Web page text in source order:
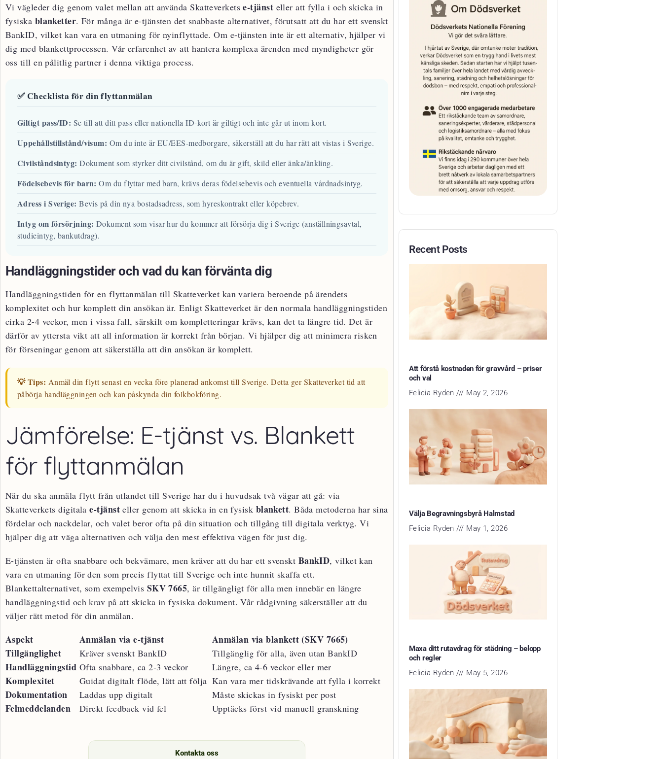
Vi vägleder dig genom valet mellan att använda Skatteverketse-tjänst eller att fylla i och skicka in
fysiska blanketter. För många är e-tjänsten det snabbaste alternativet, förutsatt att du har ett svenskt
BankID, vilket kan vara en utmaning för nyinflyttade. Om e-tjänsten inte är ett alternativ, hjälper vi
dig med blankettprocessen. Vår erfarenhet av att hantera komplexa ärenden med myndigheter gör
oss till en pålitlig partner i denna viktiga process.
✅ Checklista för din flyttanmälan
Giltigt pass/ID: Se till att ditt pass eller nationella ID-kort är giltigt och inte går ut inom kort.
Uppehållstillstånd/visum: Om du inte är EU/EES-medborgare, säkerställ att du har rätt att vistas i Sverige.
Civilståndsintyg: Dokument som styrker ditt civilstånd, om du är gift, skild eller änka/änkling.
Födelsebevis för barn: Om du flyttar med barn, krävs deras födelsebevis och eventuella vårdnadsintyg.
Adress i Sverige: Bevis på din nya bostadsadress, som hyreskontrakt eller köpebrev.
Intyg om försörjning: Dokument som visar hur du kommer att försörja dig i Sverige (anställningsavtal,
studieintyg, bankutdrag).
Handläggningstider och vad du kan förvänta dig
Handläggningstiden för en flyttanmälan till Skatteverket kan variera beroende på ärendets
komplexitet och hur komplett din ansökan är. Enligt Skatteverket är den normala handläggningstiden
cirka 2-4 veckor, men i vissa fall, särskilt om kompletteringar krävs, kan det ta längre tid. Det är
därför av yttersta vikt att all information är korrekt från början. Vi hjälper dig att minimera risken
för förseningar genom att säkerställa att din ansökan är komplett.
💡 Tips: Anmäl din flytt senast en vecka före planerad ankomst till Sverige. Detta ger Skatteverket tid att
påbörja handläggningen och kan påskynda din folkbokföring.
Jämförelse: E-tjänst vs. Blankett
för flyttanmälan
När du ska anmäla flytt från utlandet till Sverige har du i huvudsak två vägar att gå: via
Skatteverkets digitalae-tjänsteller genom att skicka in en fysisk blankett. Båda metoderna har sina
fördelar och nackdelar, och valet beror ofta på din situation och tillgång till digitala verktyg. Vi
hjälper dig att väga alternativen och välja den mest effektiva vägen för just dig.
E-tjänsten är ofta snabbare och bekvämare, men kräver att du har ett svenskt BankID, vilket kan
vara en utmaning för den som precis flyttat till Sverige och inte hunnit skaffa ett.
Blankettalternativet, som exempelvis SKV 7665, är tillgängligt för alla men innebär en längre
handläggningstid och krav på att skicka in fysiska dokument. Vår rådgivning säkerställer att du
väljer rätt metod för din anmälan.
Aspekt Anmälan via e-tjänst
Anmälan via blankett (SKV 7665)
Tillgänglighet
Kräver svenskt BankID Tillgänglig för alla, även utan BankID
Handläggningstid Ofta snabbare, ca 2-3 veckor Längre, ca 4-6 veckor eller mer
Komplexitet Guidat digitalt flöde, lätt att följa Kan vara mer tidskrävande att fylla i korrekt
Dokumentation Laddas upp digitalt Måste skickas in fysiskt per post
Felmeddelanden Direkt feedback vid fel Upptäcks först vid manuell granskning
Kontakta oss
Recent Posts
Att förstå kostnaden för gravvård – priser
och val
Felicia Ryden
May 2, 2026
Välja Begravningsbyrå Halmstad
Felicia Ryden
May 1, 2026
Maxa ditt rutavdrag för städning – belopp
och regler
Felicia Ryden
May 5, 2026